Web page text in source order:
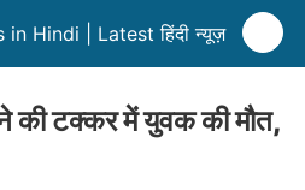
Hindi | Latest हिंदी न्यूज़
की टक्कर में युवक की मौत,